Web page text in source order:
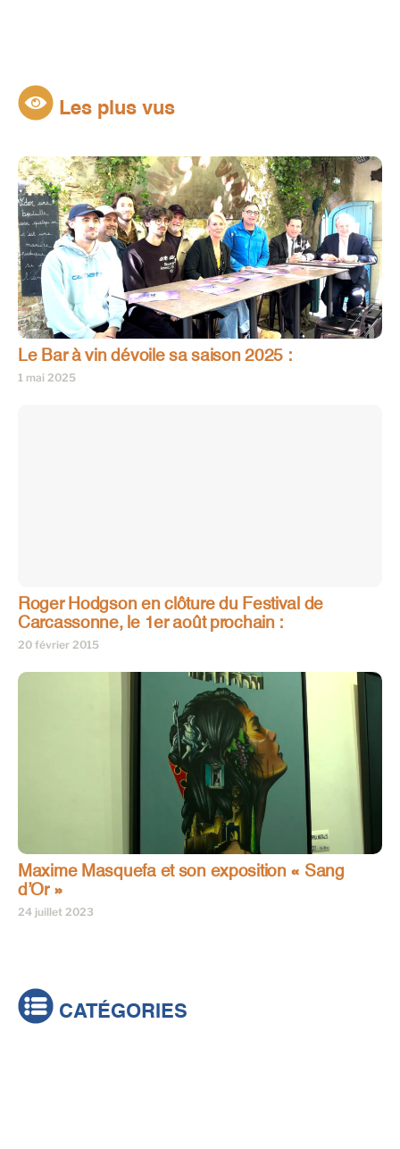
Les plus vus
Le Bar à vin dévoile sa saison 2025 :
1 mai 2025
Roger Hodgson en clôture du Festival de
Carcassonne, le 1er août prochain :
20 février 2015
Maxime Masquefa et son exposition « Sang
d’Or »
24 juillet 2023
CATÉGORIES